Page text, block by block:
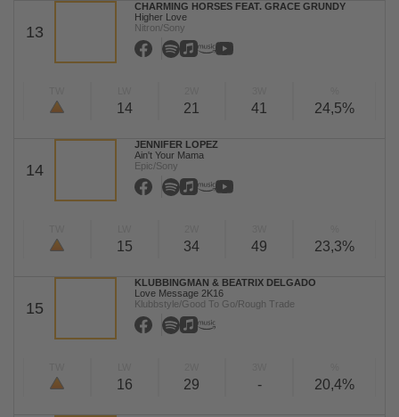
13
CHARMING HORSES FEAT. GRACE GRUNDY
Higher Love
Nitron/Sony
14 21 41 24,5%
14
JENNIFER LOPEZ
Ain't Your Mama
Epic/Sony
15 34 49 23,3%
15
KLUBBINGMAN & BEATRIX DELGADO
Love Message 2K16
Klubbstyle/Good To Go/Rough Trade
16 29 - 20,4%